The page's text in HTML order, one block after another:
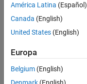
es
keine
offenen
Stellen,
Ihren
Suchkriterien
entsprechen.
América Latina (Español)
Canada (English)
United States (English)
Europa
Belgium (English)